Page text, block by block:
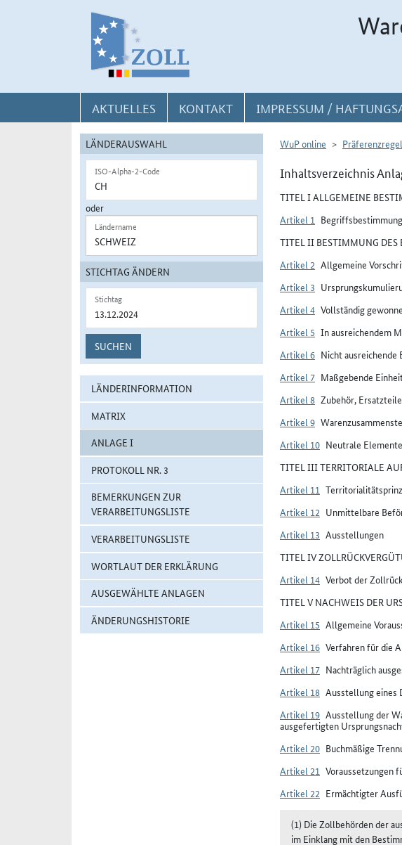
AKTUELLES KONTAKT IMPRESSUM /
LÄNDERAUSWAHL
ISO-Alpha-2-Code
oder
Ländername
STICHTAG ÄNDERN
Stichtag
SUCHEN
LÄNDERINFORMATION
MATRIX
ANLAGE I
PROTOKOLL NR. 3
BEMERKUNGEN ZUR
VERARBEITUNGSLISTE
VERARBEITUNGSLISTE
WORTLAUT DER ERKLÄRUNG
AUSGEWÄHLTE ANLAGEN
ÄNDERUNGSHISTORIE
WuP online
Inhaltsverzeichnis
TITEL I ALLGEMEINE
Artikel 1
TITEL II BESTIMMUNG DES
Artikel 2 Allgemeine
Artikel 3
Artikel 4 Vollständig
Artikel 5 In ausreichendem
Artikel 6 Nicht ausreichende
Artikel 7 Maßgebende
Artikel 8 Zubehör,
Artikel 9
Artikel 10 Neutrale Elemente
TITEL III TERRITORIALE
Artikel 11
Artikel 12 Unmittelbare
Artikel 13 Ausstellungen
TITEL IV
Artikel 14 Verbot der
TITEL V NACHWEIS DER
Artikel 15 Allgemeine
Artikel 16 Verfahren für die
Artikel 17 Nachträglich
Artikel 18 Ausstellung eines
Artikel 19 Ausstellung der
ausgefertigten
Artikel 20 Buchmäßige
Artikel 21 Voraussetzungen
Artikel 22 Ermächtigter
(1) Die Zollbehörden der
im Einklang mit den